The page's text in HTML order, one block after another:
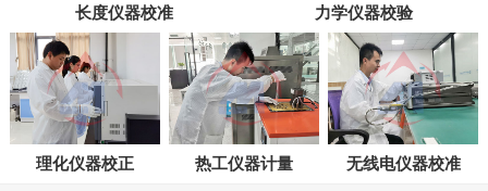
长度仪器校准 力学仪器校验
理化仪器校正 热工仪器计量 无线电仪器校准